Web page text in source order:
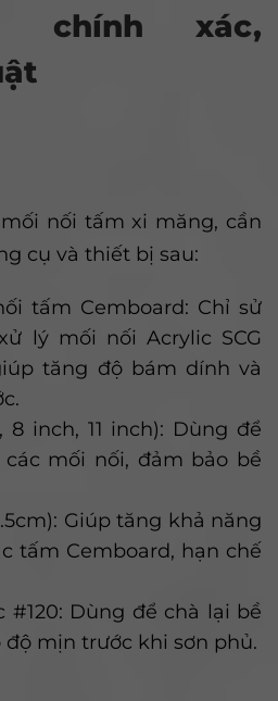
chính xác,
nối tấm xi măng, cần
cụ và thiết bị sau:
tấm Cemboard: Chỉ sử
lý mối nối Acrylic SCG
tăng độ bám dính và
8 inch, 11 inch): Dùng để
mối nối, đảm bảo bề
Giúp tăng khả năng
tấm Cemboard, hạn chế
#120: Dùng để chà lại bề
mịn trước khi sơn phủ.